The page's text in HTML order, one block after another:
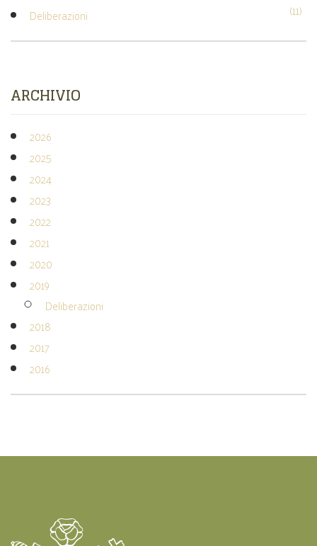
Deliberazioni (11)
ARCHIVIO
2026
2025
2024
2023
2022
2021
2020
2019
Deliberazioni
2018
2017
2016